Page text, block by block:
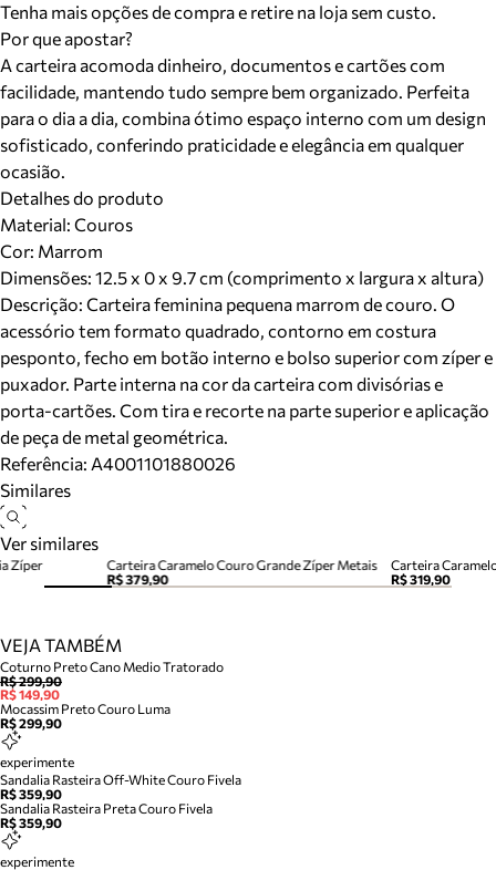
Tenha mais opções de compra e retire na loja sem custo.
Por que apostar?
A carteira acomoda dinheiro, documentos e cartões com
facilidade, mantendo tudo sempre bem organizado. Perfeita
para o dia a dia, combina ótimo espaço interno com um design
sofisticado, conferindo praticidade e elegância em qualquer
ocasião.
Detalhes do produto
Material: Couros
Cor: Marrom
Dimensões: 12.5 x 0 x 9.7 cm (comprimento x largura x altura)
Descrição: Carteira feminina pequena marrom de couro. O
acessório tem formato quadrado, contorno em costura
pesponto, fecho em botão interno e bolso superior com zíper e
puxador. Parte interna na cor da carteira com divisórias e
porta-cartões. Com tira e recorte na parte superior e aplicação
de peça de metal geométrica.
Referência: A4001101880026
Similares
Ver similares
Carteira Caramelo Couro Grande Zíper Metais
R$ 379,90
Carteira
R$ 319,90
Zíper
VEJA TAMBÉM
Coturno Preto Cano Medio Tratorado
R$ 299,90
R$ 149,90
Mocassim Preto Couro Luma
R$ 299,90
experimente
Sandalia Rasteira Off-White Couro Fivela
R$ 359,90
Sandalia Rasteira Preta Couro Fivela
R$ 359,90
experimente